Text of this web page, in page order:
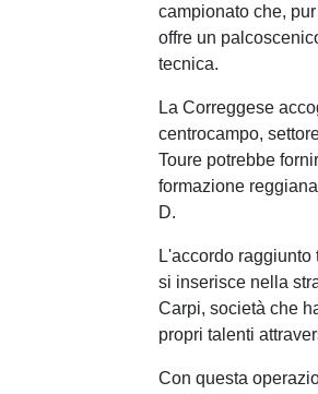
campionato che,
offre un
tecnica.
La Correggese
centrocampo,
Toure potrebbe
formazione
D.
L'accordo
si inserisce nella
Carpi, società che
propri talenti
Con questa